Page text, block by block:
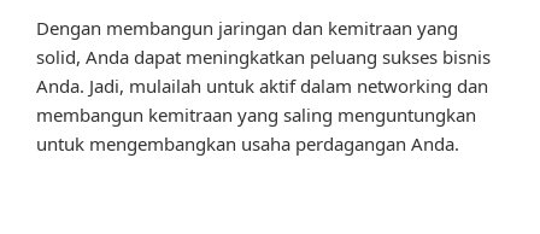
Dengan membangun jaringan dan kemitraan yang
solid, Anda dapat meningkatkan peluang sukses bisnis
Anda. Jadi, mulailah untuk aktif dalam networking dan
membangun kemitraan yang saling menguntungkan
untuk mengembangkan usaha perdagangan Anda.